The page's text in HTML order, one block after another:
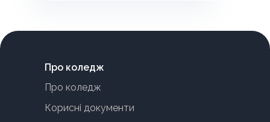
Про коледж
Про коледж
Корисні документи